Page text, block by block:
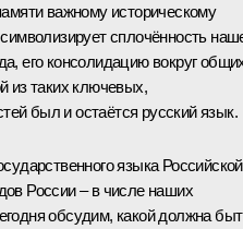
важному историческому
сплочённость
его консолидацию вокруг
из таких ключевых,
был и остаётся русский язык.
языка Российской
России – в числе наших
обсудим, какой должна